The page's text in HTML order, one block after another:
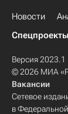
Новости
Спецпроекты
Версия 2023.1
© 2026 МИА
Вакансии
Сетевое
в